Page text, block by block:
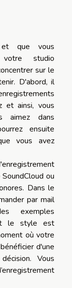
et que vous
studio
sur le
D'abord, il
et ainsi, vous
aimez dans
ensuite
vous avez
ou
Dans le
par mail
exemples
le style est
où votre
d'une
Vous